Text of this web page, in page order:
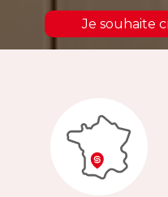
Je souhaite